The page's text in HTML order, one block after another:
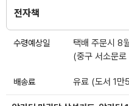
전자책
수령예상일
택배 주문시 8
(중구 서소문
배송료 유료 (도서 1만